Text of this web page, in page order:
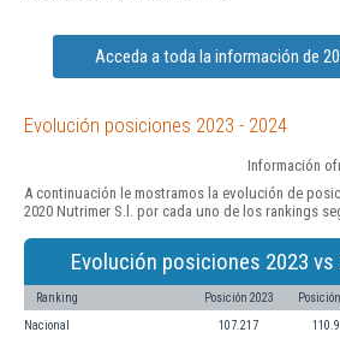
Acceda a toda la información de
Evolución posiciones 2023 - 2024
Información
A continuación le mostramos la evolución de
2020 Nutrimer S.l. por cada uno de los rankings
Evolución posiciones 2023 vs
Ranking Posición 2023
Nacional 107.217